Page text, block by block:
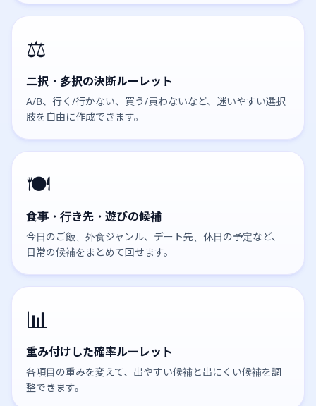
⚖️
二択・多択の決断ルーレット
A/B、行く/行かない、買う/買わないなど、迷いやすい選択
肢を自由に作成できます。
🍽️
食事・行き先・遊びの候補
今日のご飯、外食ジャンル、デート先、休日の予定など、
日常の候補をまとめて回せます。
📊
重み付けした確率ルーレット
各項目の重みを変えて、出やすい候補と出にくい候補を調
整できます。